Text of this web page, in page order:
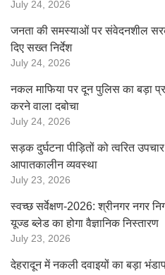
July 24, 2026
जनता की समस्याओं पर संवेदनशील
दिए सख्त निर्देश
July 24, 2026
नकल माफिया पर दून पुलिस का बड़ा
करने वाला दबोचा
July 24, 2026
सड़क दुर्घटना पीड़ितों को त्वरित
आपातकालीन व्यवस्था
July 23, 2026
स्वच्छ सर्वेक्षण-2026: श्रीनगर नगर
यूज्ड ब्लेड का होगा वैज्ञानिक निस्तारण
July 23, 2026
देहरादून में नकली दवाइयों का बड़ा